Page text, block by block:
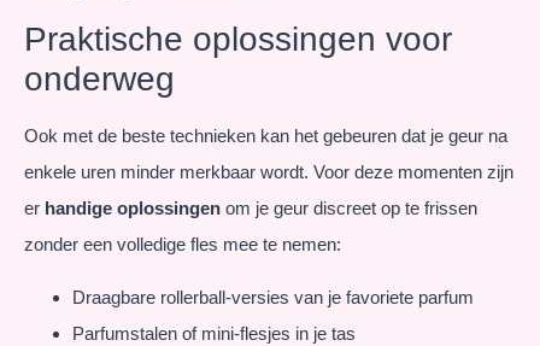
Praktische oplossingen voor
onderweg
Ook met de beste technieken kan het gebeuren dat je geur na
enkele uren minder merkbaar wordt. Voor deze momenten zijn
er handige oplossingen om je geur discreet op te frissen
zonder een volledige fles mee te nemen:
Draagbare rollerball-versies van je favoriete parfum
Parfumstalen of mini-flesjes in je tas